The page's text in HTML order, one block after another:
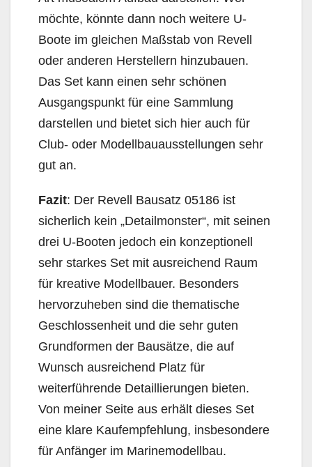
möchte, könnte dann noch weitere U-
Boote im gleichen Maßstab von Revell
oder anderen Herstellern hinzubauen.
Das Set kann einen sehr schönen
Ausgangspunkt für eine Sammlung
darstellen und bietet sich hier auch für
Club- oder Modellbauausstellungen sehr
gut an.
Fazit: Der Revell Bausatz 05186 ist
sicherlich kein „Detailmonster“, mit seinen
drei U-Booten jedoch ein konzeptionell
sehr starkes Set mit ausreichend Raum
für kreative Modellbauer. Besonders
hervorzuheben sind die thematische
Geschlossenheit und die sehr guten
Grundformen der Bausätze, die auf
Wunsch ausreichend Platz für
weiterführende Detaillierungen bieten.
Von meiner Seite aus erhält dieses Set
eine klare Kaufempfehlung, insbesondere
für Anfänger im Marinemodellbau.